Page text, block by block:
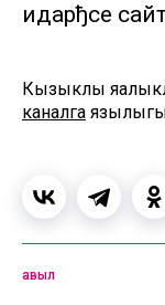
идарђсе
Кызыклы
каналга
авыл